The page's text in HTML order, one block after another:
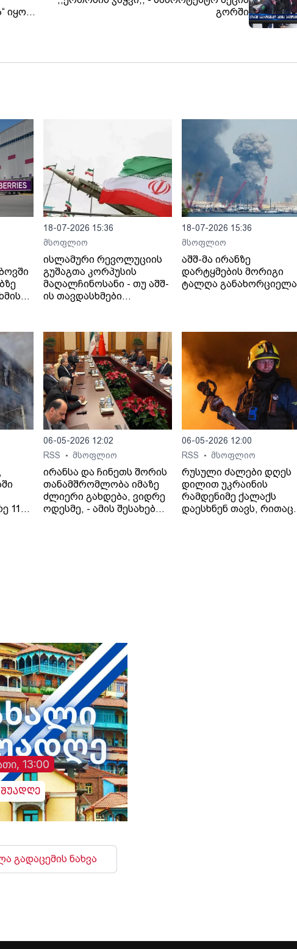
იყო
გორში
18-07-2026 15:36
მსოფლიო
ისლამური რევოლუციის
გუშაგთა კორპუსის
მაღალჩინოსანი - თუ აშშ-
ის თავდასხმები
შეტევითი ოპერაციების
ფაზაში გადავალთ.
18-07-2026 15:36
მსოფლიო
აშშ-მა ირანზე
დარტყმების მორიგი
ტალღა განახორციელა
11
06-05-2026 12:02
RSS
• მსოფლიო
ირანსა და ჩინეთს შორის
თანამშრომლობა იმაზე
ძლიერი გახდება, ვიდრე
ოდესმე, - ამის შესახებ
შეხვედრაზე ჩინეთს
„ირანის ახლო მეგობარი“
უწოდა. „არსებულ
ვითარებაში, ჩვენს
ქვეყნებს შორის
ორმხრივი
თანამშრომლობა კიდევ
უფრო გაძლიერდება“, -
განაცხადა აბას არაღჩიმ.
06-05-2026 12:00
RSS
• მსოფლიო
რუსული ძალები დღეს
დილით უკრაინის
რამდენიმე ქალაქს
დაესხნენ თავს, რითაც
13:00
გადაცემის ნახვა